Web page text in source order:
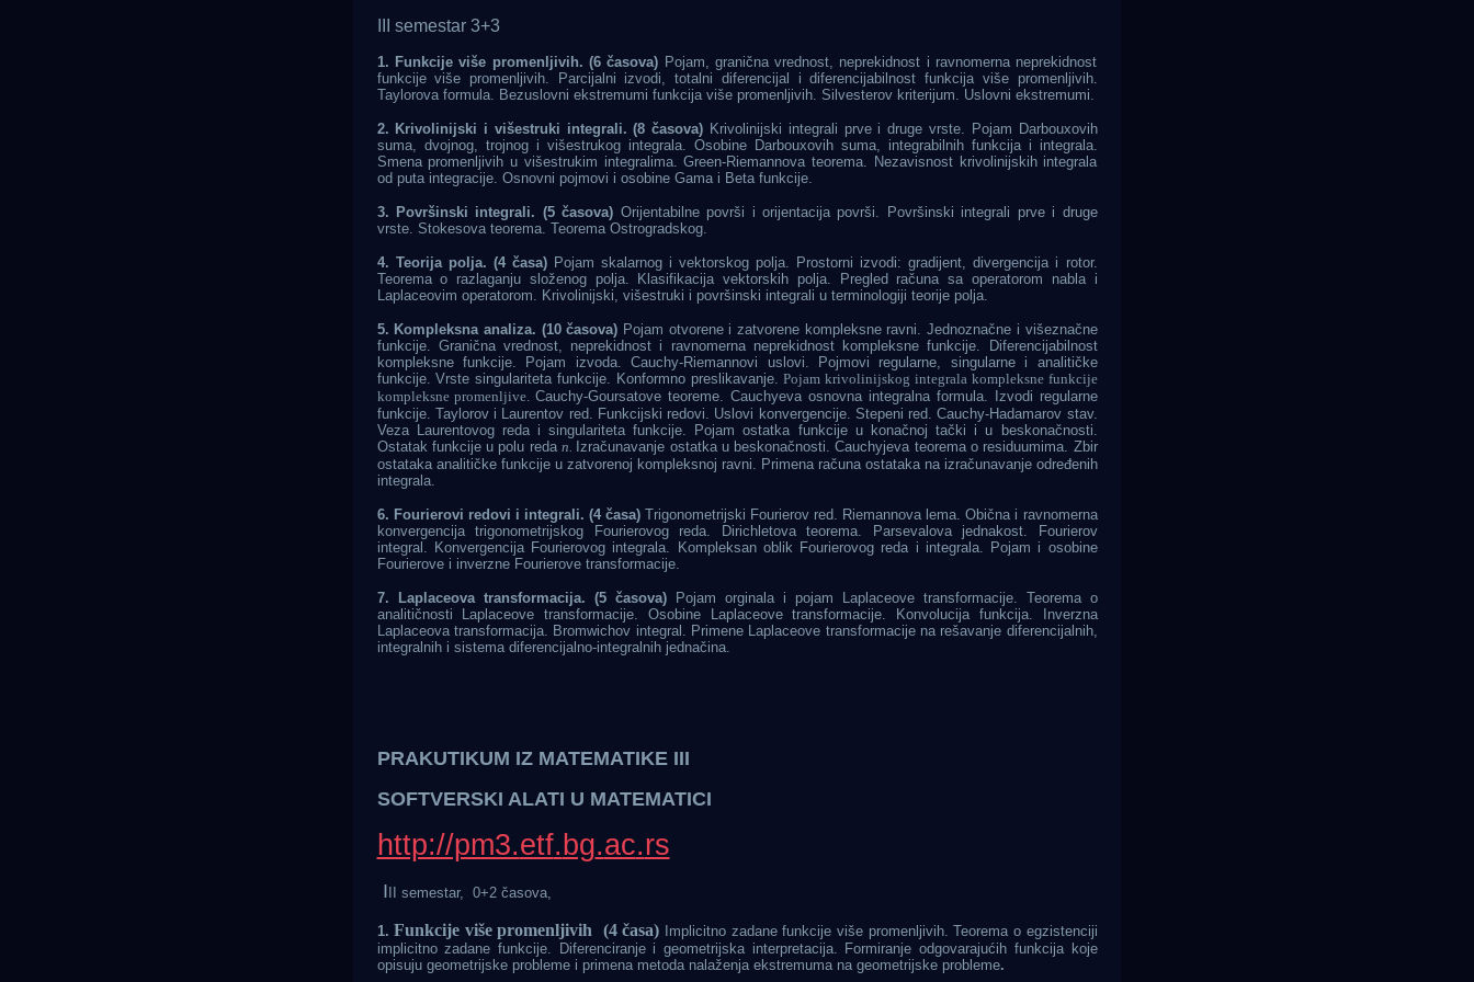
III semestar 3+3
1. Funkcije više promenljivih. (6 časova) Pojam, granična vrednost, neprekidnost i ravnomerna neprekidnost
funkcije više promenljivih. Parcijalni izvodi, totalni diferencijal i diferencijabilnost funkcija više promenljivih.
Taylorova formula. Bezuslovni ekstremumi funkcija više promenljivih. Silvesterov kriterijum. Uslovni ekstremumi.
2. Krivolinijski i višestruki integrali. (8 časova) Krivolinijski integrali prve i druge vrste. Pojam Darbouxovih
suma, dvojnog, trojnog i višestrukog integrala. Osobine Darbouxovih suma, integrabilnih funkcija i integrala.
Smena promenljivih u višestrukim integralima. Green-Riemannova teorema. Nezavisnost krivolinijskih integrala
od puta integracije. Osnovni pojmovi i osobine Gama i Beta funkcije.
3. Površinski integrali. (5 časova) Orijentabilne površi i orijentacija površi. Površinski integrali prve i druge
vrste. Stokesova teorema. Teorema Ostrogradskog.
4. Teorija polja. (4 časa) Pojam skalarnog i vektorskog polja. Prostorni izvodi: gradijent, divergencija i rotor.
Teorema o razlaganju složenog polja.
Klasifikacija vektorskih polja. Pregled računa sa operatorom nabla i
Laplaceovim operatorom. Krivolinijski, višestruki i površinski integrali u terminologiji teorije polja.
5. Kompleksna analiza. (10 časova) Pojam otvorene i zatvorene kompleksne ravni. Jednoznačne i višeznačne
funkcije. Granična vrednost, neprekidnost i ravnomerna neprekidnost kompleksne funkcije. Diferencijabilnost
kompleksne funkcije.
Pojam izvoda. Cauchy-Riemannovi uslovi. Pojmovi regularne, singularne i analitičke
funkcije. Vrste singulariteta funkcije. Konformno preslikavanje.Pojam krivolinijskog integrala kompleksne funkcije
kompleksne promenljive.Cauchy-Goursatove teoreme. Cauchyeva osnovna integralna formula. Izvodi regularne
funkcije. Taylorov i Laurentov red. Funkcijski redovi. Uslovi konvergencije. Stepeni red. Cauchy-Hadamarov stav.
Veza Laurentovog reda i singulariteta funkcije. Pojam ostatka funkcije u konačnoj tački i u beskonačnosti.
Ostatak funkcije u polu reda n. Izračunavanje ostatka u beskonačnosti. Cauchyjeva teorema o residuumima. Zbir
ostataka analitičke funkcije u zatvorenoj kompleksnoj ravni. Primena računa ostataka na izračunavanje određenih
integrala.
6. Fourierovi redovi i integrali. (4 časa)Trigonometrijski Fourierov red. Riemannova lema. Obična i ravnomerna
konvergencija trigonometrijskog Fourierovog reda. Dirichletova teorema. Parsevalova jednakost. Fourierov
integral. Konvergencija Fourierovog integrala. Kompleksan oblik Fourierovog reda i integrala. Pojam i osobine
Fourierove i inverzne Fourierove transformacije.
7. Laplaceova transformacija. (5 časova)
Pojam orginala i pojam Laplaceove transformacije. Teorema o
analitičnosti Laplaceove transformacije. Osobine Laplaceove transformacije. Konvolucija funkcija. Inverzna
Laplaceova transformacija. Bromwichov integral. Primene Laplaceove transformacije na rešavanje diferencijalnih,
integralnih i sistema diferencijalno-integralnih jednačina.
PRAKUTIKUM IZ MATEMATIKE III
SOFTVERSKI ALATI U MATEMATICI
http://рm3.etf. bg.ac.rs
I II semestar, 0+2 časova,
1. Funkcije više promenljivih (4 časa)
Implicitno zadane funkcije više promenljivih. Teorema o egzistenciji
implicitno zadane funkcije. Diferenciranje i geometrijska interpretacija. Formiranje odgovarajućih funkcija koje
opisuju geometrijske probleme i primena metoda nalaženja ekstremuma na geometrijske probleme.